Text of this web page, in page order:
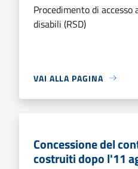
Procedimento di
disabili (RSD)
VAI ALLA PAGINA
Concessione del
costruiti dopo l'11